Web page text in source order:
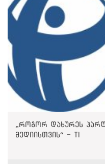
„როგორ დახურეს
მედიისთვის“ - TI